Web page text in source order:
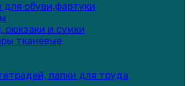
обуви,фартуки
рюкзаки и сумки
тканевые
папки для труда